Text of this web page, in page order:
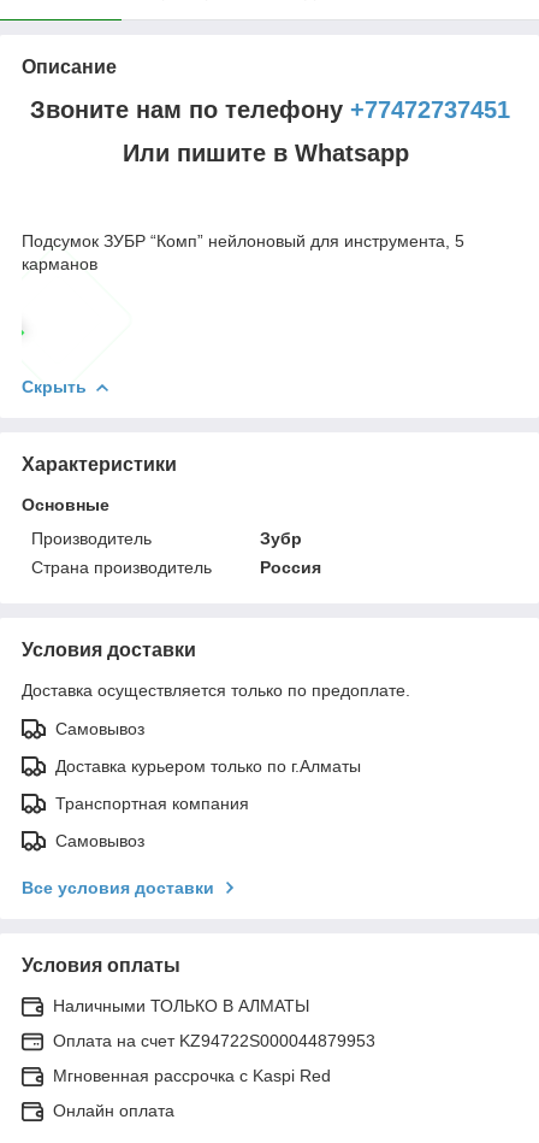
Описание
Звоните нам по телефону +77472737451
Или пишите в Whatsapp
Подсумок ЗУБР “Комп” нейлоновый для инструмента, 5
карманов
Скрыть
Характеристики
Основные
Производитель
Зубр
Страна производитель
Россия
Условия доставки
Доставка осуществляется только по предоплате.
Самовывоз
Доставка курьером только по г.Алматы
Транспортная компания
Самовывоз
Все условия доставки
Условия оплаты
Наличными ТОЛЬКО В АЛМАТЫ
Оплата на счет KZ94722S000044879953
Мгновенная рассрочка с Kaspi Red
Онлайн оплата